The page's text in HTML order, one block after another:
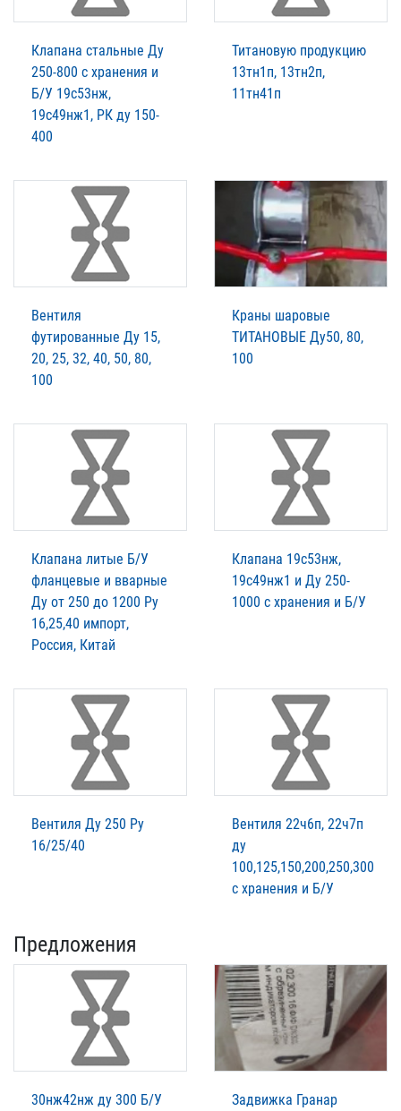
Клапана стальные Ду
250-800 с хранения и
Б/У 19с53нж,
19с49нж1, РК ду 150-
400
Титановую продукцию
13тн1п, 13тн2п,
11тн41п
Вентиля
футированные Ду 15,
20, 25, 32, 40, 50, 80,
100
Краны шаровые
ТИТАНОВЫЕ Ду50, 80,
100
Клапана литые Б/У
фланцевые и вварные
Ду от 250 до 1200 Ру
16,25,40 импорт,
Россия, Китай
Клапана 19с53нж,
19с49нж1 и Ду 250-
1000 с хранения и Б/У
Вентиля Ду 250 Ру
16/25/40
Вентиля 22ч6п, 22ч7п
ду
100,125,150,200,250,300
с хранения и Б/У
Предложения
30нж42нж ду 300 Б/У
Задвижка Гранар